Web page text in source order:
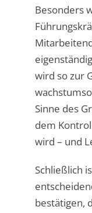
Besonders
wird so zur
Sinne des
dem
wird – und
Schließlich
bestätigen,